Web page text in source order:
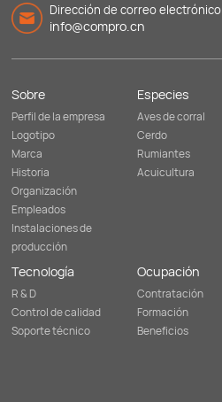
Dirección de correo electrónico
info@compro.cn
Sobre
Perfil de la empresa
Logotipo
Marca
Historia
Organización
Empleados
Instalaciones de
producción
Especies
Aves de corral
Cerdo
Rumiantes
Acuicultura
Tecnología
R & D
Control de calidad
Soporte técnico
Ocupación
Contratación
Formación
Beneficios